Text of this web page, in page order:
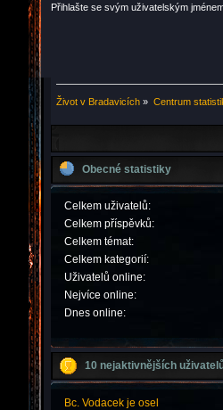
Přihlašte se svým uživatelským
Život v Bradavicích » Centrum
Obecné statistiky
Celkem uživatelů:
Celkem příspěvků:
Celkem témat:
Celkem kategorií:
Uživatelů online:
Nejvíce online:
Dnes online:
10 nejaktivnějších
Bc. Vodacek je osel